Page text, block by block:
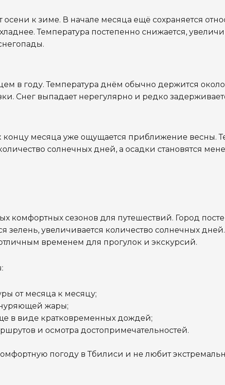
к зиме. В начале месяца ещё сохраняется
Температура постепенно снижается,
в году. Температура днём обычно держится
Снег выпадает нерегулярно и редко
месяца уже ощущается приближение весны.
солнечных дней, а осадки становятся
комфортных сезонов для путешествий. Город
зелень, увеличивается количество солнечных
временем для прогулок и экскурсий.
от месяца к месяцу;
жары;
в виде кратковременных дождей;
и осмотра достопримечательностей.
погоду в Тбилиси и не любит